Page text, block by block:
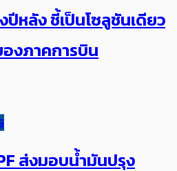
หลัง ชี้เป็นโซลูชันเดียว
งภาคการบิน
ส่งมอบน้ำมันปรุง